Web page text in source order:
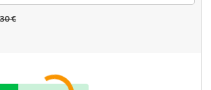
€